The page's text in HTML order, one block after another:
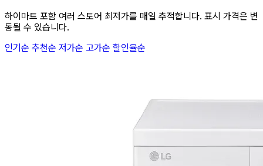
하이마트 포함 여러 스토어 최저가를 매일 추적합니다. 표시 가격은 변
동될 수 있습니다.
인기순 추천순 저가순 고가순 할인율순